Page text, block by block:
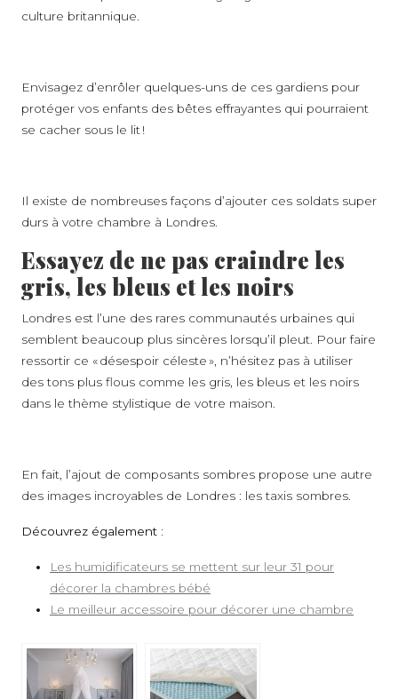
culture britannique.
Envisagez d’enrôler quelques-uns de ces gardiens pour
protéger vos enfants des bêtes effrayantes qui pourraient
se cacher sous le lit !
Il existe de nombreuses façons d’ajouter ces soldats super
durs à votre chambre à Londres.
Essayez de ne pas craindre les
gris, les bleus et les noirs
Londres est l’une des rares communautés urbaines qui
semblent beaucoup plus sincères lorsqu’il pleut. Pour faire
ressortir ce « désespoir céleste », n’hésitez pas à utiliser
des tons plus flous comme les gris, les bleus et les noirs
dans le thème stylistique de votre maison.
En fait, l’ajout de composants sombres propose une autre
des images incroyables de Londres : les taxis sombres.
Découvrez également :
Les humidificateurs se mettent sur leur 31 pour
décorer la chambres bébé
Le meilleur accessoire pour décorer une chambre